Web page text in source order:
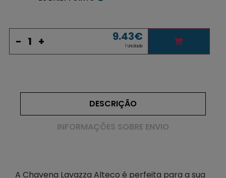
- + 9.43€
1 Unidade
DESCRIÇÃO
INFORMAÇÕES SOBRE ENVIO
A Chavena Lavazza Alteco é perfeita para a sua